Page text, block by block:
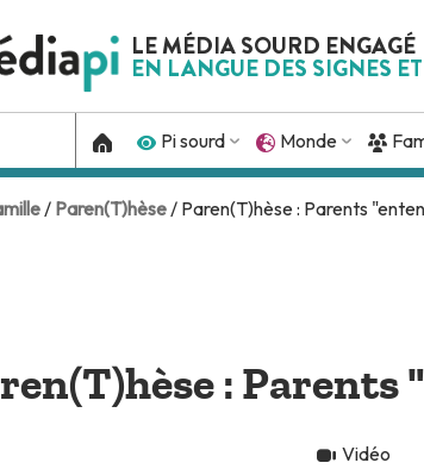
LE MÉDIA SOURD ENGAGÉ
EN LANGUE DES SIGNES
Pi sourd Monde
/ Paren(T)hèse / Paren(T)hèse : Parents
:
Vidéo